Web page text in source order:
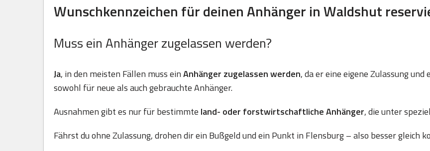
Wunschkennzeichen für deinen Anhänger in Waldshut
Muss ein Anhänger zugelassen werden?
Ja, in den meisten Fällen muss einAnhänger zugelassen werden, da er eine eigene Zulassung und
sowohl für neue als auch gebrauchte Anhänger.
Ausnahmen gibt es nur für bestimmte land- oder forstwirtschaftliche Anhänger, die unter
Fährst du ohne Zulassung, drohen dir ein Bußgeld und ein Punkt in Flensburg – also besser gleich